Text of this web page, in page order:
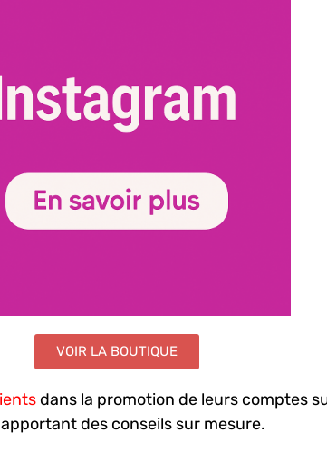
VOIR LA BOUTIQUE
dans la promotion de leurs comptes
des conseils sur mesure.